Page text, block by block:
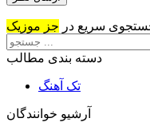
سریع در جز موزیک
دسته بندی مطالب
تک آهنگ
آرشیو خوانندگان